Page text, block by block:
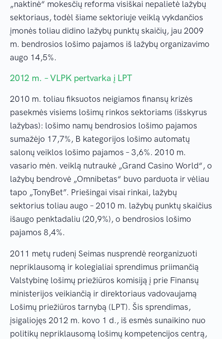
„naktinė“ mokesčių reforma visiškai nepalietė lažybų
sektoriaus, todėl šiame sektoriuje veiklą vykdančios
įmonės toliau didino lažybų punktų skaičių, jau 2009
m. bendrosios lošimo pajamos iš lažybų organizavimo
augo 14,5%.
2012 m. – VLPK pertvarka į LPT
2010 m. toliau fiksuotos neigiamos finansų krizės
pasekmės visiems lošimų rinkos sektoriams (išskyrus
lažybas): lošimo namų bendrosios lošimo pajamos
sumažėjo 17,7%, B kategorijos lošimo automatų
salonų veiklos lošimo pajamos – 3,6%. 2010 m.
vasario mėn. veiklą nutraukė „Grand Casino World“, o
lažybų bendrovė „Omnibetas“ buvo parduota ir vėliau
tapo „TonyBet”. Priešingai visai rinkai, lažybų
sektorius toliau augo – 2010 m. lažybų punktų skaičius
išaugo penktadaliu (20,9%), o bendrosios lošimo
pajamos 8,4%.
2011 metų rudenį Seimas nusprendė reorganizuoti
nepriklausomą ir kolegialiai sprendimus priimančią
Valstybinę lošimų priežiūros komisiją į prie Finansų
ministerijos veikiančią ir direktoriaus vadovaujamą
Lošimų priežiūros tarnybą (LPT). Šis sprendimas,
įsigaliojęs 2012 m. kovo 1 d., iš esmės sunaikino nuo
politikų nepriklausomą lošimų kompetencijos centrą,